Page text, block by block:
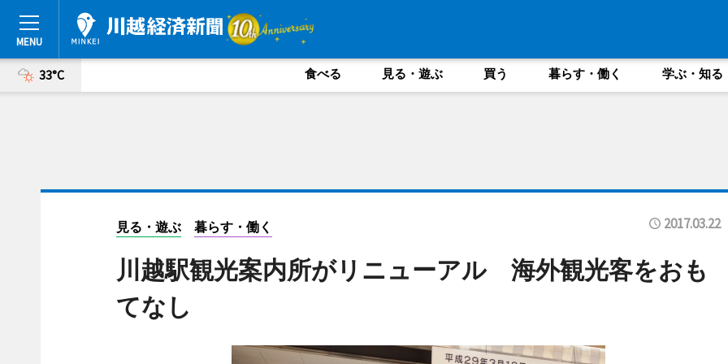
33°C 食べる 見る・遊ぶ 買う 暮らす・働く 学ぶ・知る
見る・遊ぶ 暮らす・働く 2017.03.22
川越駅観光案内所がリニューアル 海外観光客をおも
てなし